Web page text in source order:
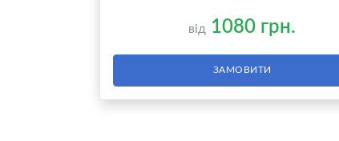
від 1080 грн.
ЗАМОВИТИ